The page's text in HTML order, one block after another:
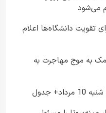
تقویت دانشگاه‌ها اعلام
به موج مهاجرت به
جدول